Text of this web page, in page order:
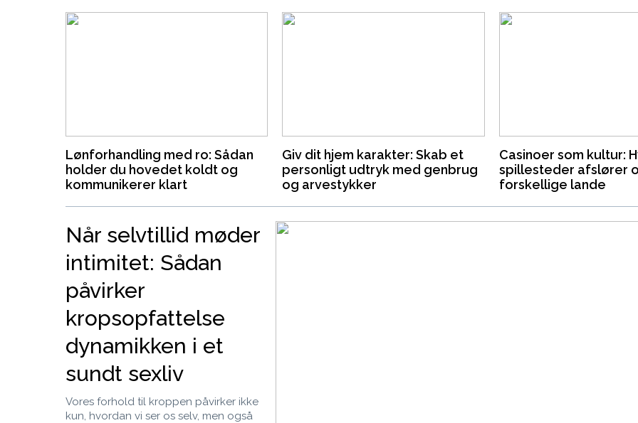
Lønforhandling med ro: Sådan
holder du hovedet koldt og
kommunikerer klart
Giv dit hjem karakter: Skab et
personligt udtryk med genbrug
og arvestykker
Casinoer som kultur:
spillesteder afslører
forskellige lande
Når selvtillid møder
intimitet: Sådan
påvirker
kropsopfattelse
dynamikken i et
sundt sexliv
Vores forhold til kroppen påvirker ikke
kun, hvordan vi ser os selv, men også